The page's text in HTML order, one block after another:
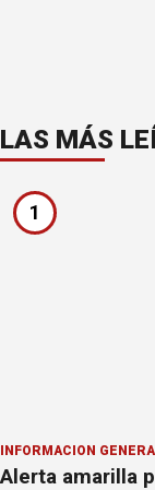
LAS MÁS
1
INFORMACION
Alerta amarilla